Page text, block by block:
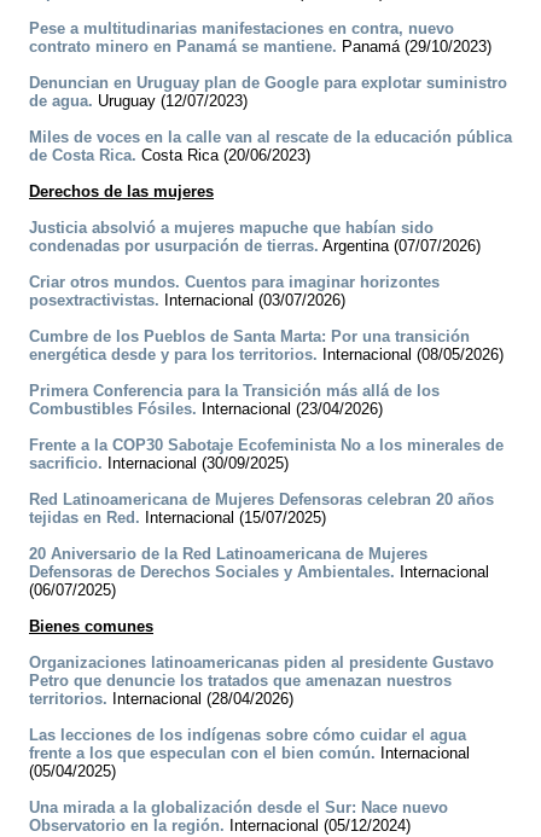
Pese a multitudinarias manifestaciones en contra, nuevo
contrato minero en Panamá se mantiene. Panamá (29/10/2023)
Denuncian en Uruguay plan de Google para explotar suministro
de agua. Uruguay (12/07/2023)
Miles de voces en la calle van al rescate de la educación pública
de Costa Rica. Costa Rica (20/06/2023)
Derechos de las mujeres
Justicia absolvió a mujeres mapuche que habían sido
condenadas por usurpación de tierras. Argentina (07/07/2026)
Criar otros mundos. Cuentos para imaginar horizontes
posextractivistas. Internacional (03/07/2026)
Cumbre de los Pueblos de Santa Marta: Por una transición
energética desde y para los territorios. Internacional (08/05/2026)
Primera Conferencia para la Transición más allá de los
Combustibles Fósiles. Internacional (23/04/2026)
Frente a la COP30 Sabotaje Ecofeminista No a los minerales de
sacrificio. Internacional (30/09/2025)
Red Latinoamericana de Mujeres Defensoras celebran 20 años
tejidas en Red. Internacional (15/07/2025)
20 Aniversario de la Red Latinoamericana de Mujeres
Defensoras de Derechos Sociales y Ambientales. Internacional
(06/07/2025)
Bienes comunes
Organizaciones latinoamericanas piden al presidente Gustavo
Petro que denuncie los tratados que amenazan nuestros
territorios. Internacional (28/04/2026)
Las lecciones de los indígenas sobre cómo cuidar el agua
frente a los que especulan con el bien común. Internacional
(05/04/2025)
Una mirada a la globalización desde el Sur: Nace nuevo
Observatorio en la región. Internacional (05/12/2024)